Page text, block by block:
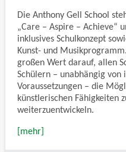
Die Anthony Gell School
„Care – Aspire – Achieve“
inklusives Schulkonzept
Kunst- und
großen Wert darauf, allen
Schülern – unabhängig
Voraussetzungen – die
künstlerischen Fähigkeiten
weiterzuentwickeln.
[mehr]